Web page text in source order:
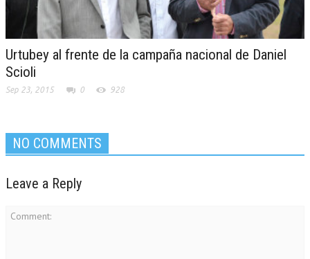
Urtubey al frente de la campaña nacional de Daniel
Scioli
Sep 23, 2015 0 928
NO COMMENTS
Leave a Reply